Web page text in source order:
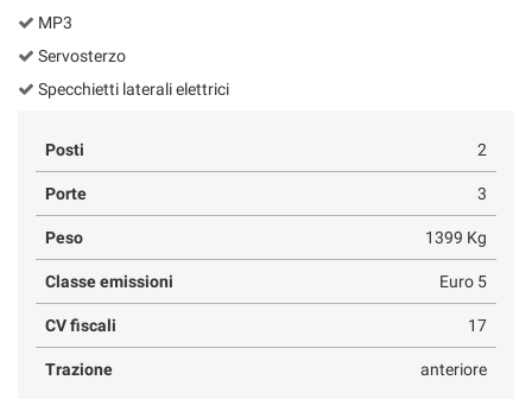
MP3
Servosterzo
Specchietti laterali elettrici
Posti 2
Porte 3
Peso 1399 Kg
Classe emissioni Euro 5
CV fiscali 17
Trazione anteriore